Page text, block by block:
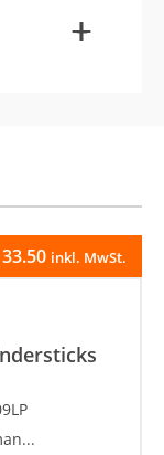
+
-
33.50 inkl. MwSt.